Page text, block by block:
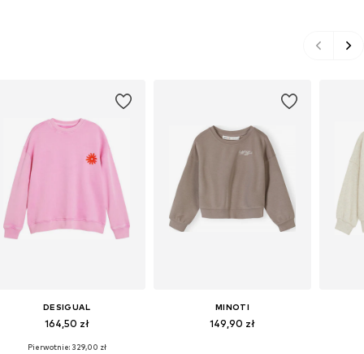
DESIGUAL
164,50 zł
Pierwotnie: 329,00 zł
MINOTI
149,90 zł